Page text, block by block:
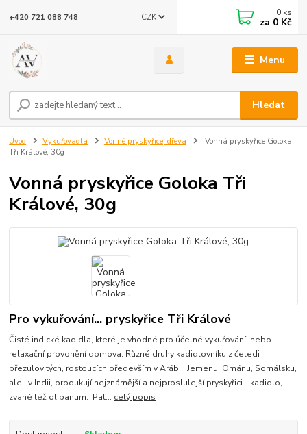
Menu
CZK
Hledat
+420 721 088 748 0 ks
za 0 Kč
Úvod Vykuřovadla Vonné pryskyřice, dřeva
Vonná pryskyřice Goloka
Tři Králové, 30g
Vonná pryskyřice Goloka Tři
Králové, 30g
Pro vykuřování... pryskyřice Tři Králové
Čisté indické kadidla, které je vhodné pro účelné vykuřování, nebo
relaxační provonění domova. Různé druhy kadidlovníku z čeledi
březulovitých, rostoucích především v Arábii, Jemenu, Ománu, Somálsku,
ale i v Indii, produkují nejznámější a nejproslulejší pryskyřici - kadidlo,
zvané též olibanum. Pat... celý popis